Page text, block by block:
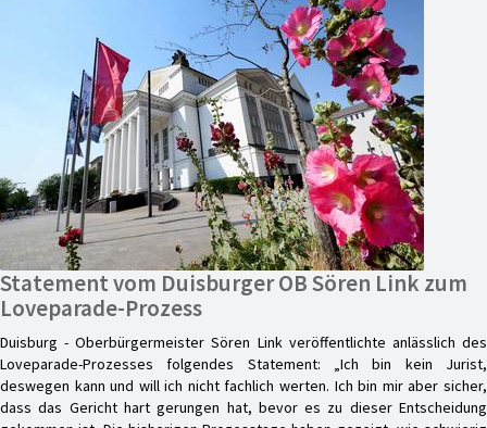
Statement vom Duisburger OB Sören Link zum
Loveparade-Prozess
Duisburg - Oberbürgermeister Sören Link veröffentlichte anlässlich des
Loveparade-Prozesses folgendes Statement: „Ich bin kein Jurist,
deswegen kann und will ich nicht fachlich werten. Ich bin mir aber sicher,
dass das Gericht hart gerungen hat, bevor es zu dieser Entscheidung